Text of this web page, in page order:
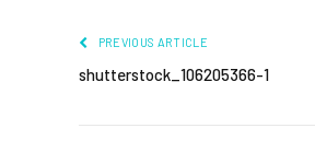
PREVIOUS ARTICLE
shutterstock_106205366-1